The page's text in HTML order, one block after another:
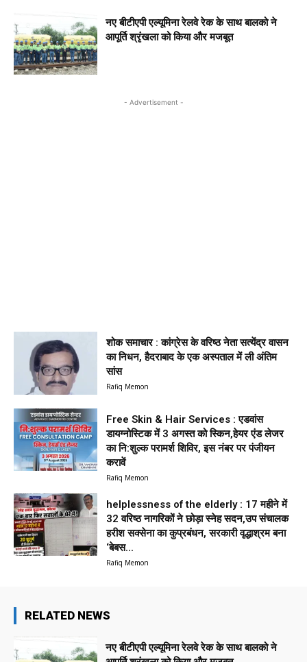
नए बीटीएपी एल्यूमिना रेलवे रेक के साथ बालको ने
आपूर्ति श्रृंखला को किया और मजबूत
- Advertisement -
शोक समाचार : कांग्रेस के वरिष्ठ नेता सत्येंद्र वासन
का निधन, हैदराबाद के एक अस्पताल में ली अंतिम
सांस
Rafiq Memon
Free Skin & Hair Services : एडवांस
डायग्नोस्टिक में 3 अगस्त को स्किन,हेयर एंड लेजर
का नि:शुल्क परामर्श शिविर, इस नंबर पर पंजीयन
करावें
Rafiq Memon
helplessness of the elderly : 17 महीने में
32 वरिष्ठ नागरिकों ने छोड़ा स्नेह सदन,उप संचालक
हरीश सक्सेना का कुप्रबंधन, सरकारी वृद्धाश्रम बना
‘बेबस...
Rafiq Memon
RELATED NEWS
नए बीटीएपी एल्यूमिना रेलवे रेक के साथ बालको ने